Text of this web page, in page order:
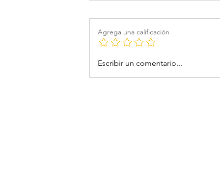
Agrega una calificación
Escribir un comentario...